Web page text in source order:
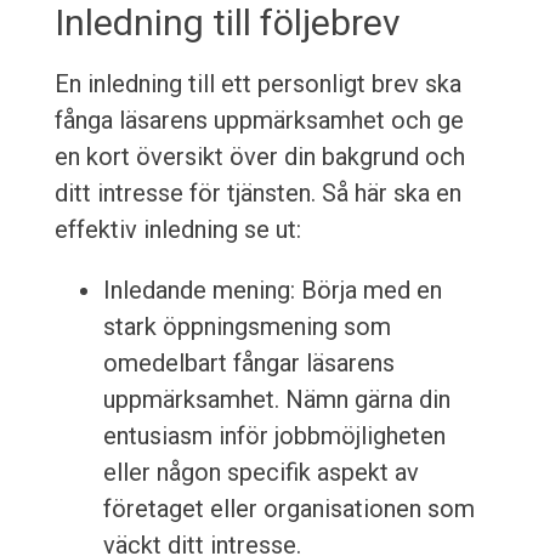
Inledning till följebrev
En inledning till ett personligt brev ska
fånga läsarens uppmärksamhet och ge
en kort översikt över din bakgrund och
ditt intresse för tjänsten. Så här ska en
effektiv inledning se ut:
Inledande mening: Börja med en
stark öppningsmening som
omedelbart fångar läsarens
uppmärksamhet. Nämn gärna din
entusiasm inför jobbmöjligheten
eller någon specifik aspekt av
företaget eller organisationen som
väckt ditt intresse.